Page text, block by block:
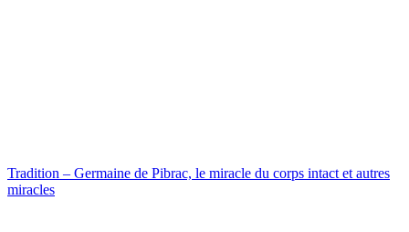
Tradition – Germaine de Pibrac, le miracle du corps intact et autres
miracles